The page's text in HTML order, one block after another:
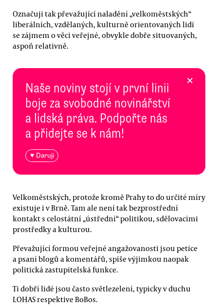
Označuji tak převažující naladění „velkoměstských“
liberálních, vzdělaných, kulturně orientovaných lidí
se zájmem o věci veřejné, obvykle dobře situovaných,
aspoň relativně.
Naše noviny stojí v první linii
boje za svobodné novinářství
a lidská práva. Podpořte nás
a přidejte se k nám!
♥ Daruji
×
Velkoměstských, protože kromě Prahy to do určité míry
existuje i v Brně. Tam ale není tak bezprostřední
kontakt s celostátní „ústřední“ politikou, sdělovacími
prostředky a kulturou.
Převažující formou veřejné angažovanosti jsou petice
a psaní blogů a komentářů, spíše výjimkou naopak
politická zastupitelská funkce.
Ti dobří lidé jsou často světlezelení, typicky v duchu
LOHAS respektive BoBos.